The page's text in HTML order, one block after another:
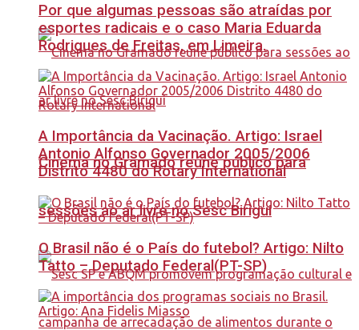
Cinema no Gramado reúne público para
sessões ao ar livre no Sesc Birigui
Por que algumas pessoas são atraídas por
esportes radicais e o caso Maria Eduarda
Rodrigues de Freitas, em Limeira.
A Importância da Vacinação. Artigo: Israel
Antonio Alfonso Governador 2005/2006
Distrito 4480 do Rotary International
O Brasil não é o País do futebol? Artigo: Nilto
Tatto – Deputado Federal(PT-SP)